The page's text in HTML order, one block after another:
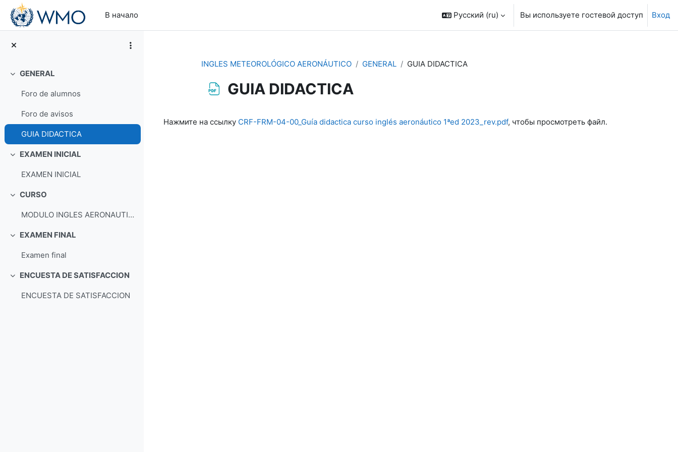
Перейти к основному содержанию
В начало
Русский ‎(ru)‎ Вы используете гостевой доступ Вход
Свернуть
GENERAL
Foro de alumnos
Foro de avisos
GUIA DIDACTICA
Свернуть
EXAMEN INICIAL
EXAMEN INICIAL
Свернуть
CURSO
MODULO INGLES AERONAUTICO
Свернуть
EXAMEN FINAL
Examen final
Свернуть
ENCUESTA DE SATISFACCION
ENCUESTA DE SATISFACCION
INGLES METEOROLÓGICO AERONÁUTICO GENERAL GUIA DIDACTICA
GUIA DIDACTICA
Нажмите на ссылку CRF-FRM-04-00_Guía didactica curso inglés aeronáutico 1ªed 2023_rev.pdf, чтобы просмотреть файл.